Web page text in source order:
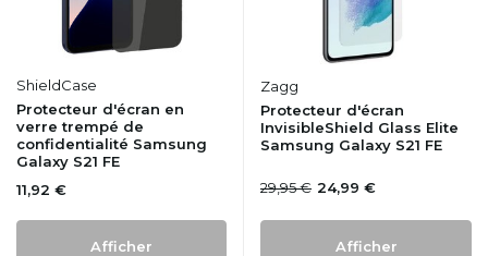
ShieldCase
Protecteur d'écran en
verre trempé de
confidentialité Samsung
Galaxy S21 FE
11,92 €
Afficher
Zagg
Protecteur d'écran
InvisibleShield Glass Elite
Samsung Galaxy S21 FE
29,95 € 24,99 €
Afficher